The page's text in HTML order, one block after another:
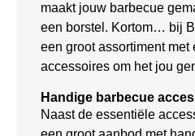
maakt jouw barbecue
een borstel. Kortom… bij
een groot assortiment
accessoires om het jou
Handige barbecue
Naast de essentiële